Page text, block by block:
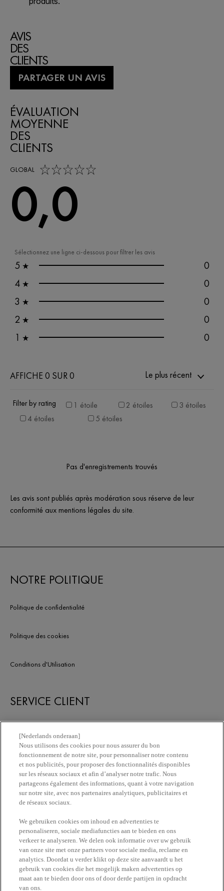
AVIS
DES
CLIENTS
PARTAGER UN AVIS
Sélectionnez une ligne ci-dessous pour filtrer les avis
5 ★
0
4 ★
0
3 ★
0
2 ★
0
1 ★ 0
ÉVALUATION
MOYENNE
DES
CLIENTS
GLOBAL
0,0 out of 5 stars
0,0
AFFICHE 0 SUR 0 Le plus récent
Filter by rating 1 étoile 2 étoiles
3 étoiles
4 étoiles
5 étoiles
Pas d'enregistrements trouvés
Les avis sont publiés après modération sous réserve de leur
conformité aux mentions légales du site.
NOTRE POLITIQUE
Politique de confidentialité
Politique des cookies
Conditions d'Utilisation
SERVICE CLIENT
Newsletter
Trouvez une pharmacie​
RESTEZ EN CONTACT
[Nederlands onderaan]
Nous utilisons des cookies pour nous assurer du bon
fonctionnement de notre site, pour personnaliser notre contenu
et nos publicités, pour proposer des fonctionnalités disponibles
sur les réseaux sociaux et afin d’analyser notre trafic. Nous
partageons également des informations, quant à votre navigation
sur notre site, avec nos partenaires analytiques, publicitaires et
de réseaux sociaux.
We gebruiken cookies om inhoud en advertenties te
personaliseren, sociale mediafuncties aan te bieden en ons
verkeer te analyseren. We delen ook informatie over uw gebruik
van onze site met onze partners voor sociale media, reclame en
analytics. Doordat u verder klikt op deze site aanvaardt u het
gebruik van cookies die het mogelijk maken advertenties op
maat aan te bieden door ons of door derde partijen in opdracht
van ons.